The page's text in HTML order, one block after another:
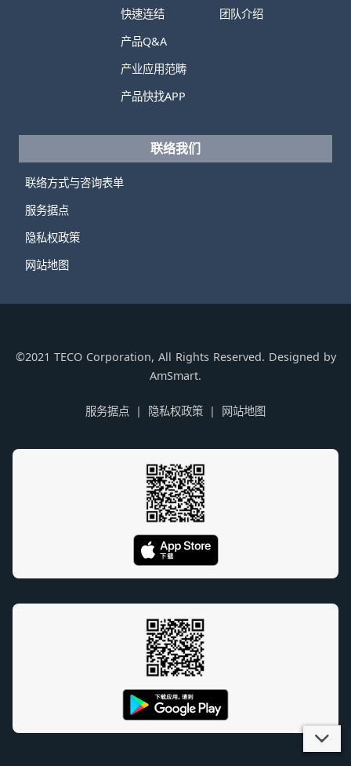
快速连结
产品Q&A
产业应用范畴
产品快找APP
团队介绍
联络我们
联络方式与咨询表单
服务据点
隐私权政策
网站地图
©2021 TECO Corporation, All Rights Reserved. Designed by
AmSmart.
服务据点 隐私权政策 网站地图